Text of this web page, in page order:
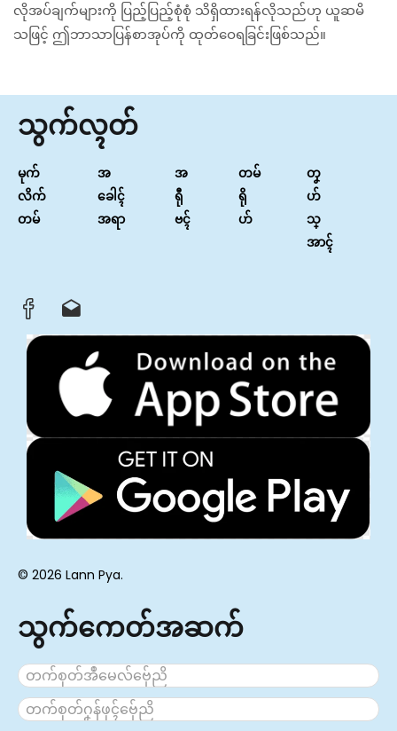
လိုအပ်ချက်များကို ပြည့်ပြည့်စုံစုံ သိရှိထားရန်လိုသည်ဟု ယူဆမိ
သဖြင့် ဤဘာသာပြန်စာအုပ်ကို ထုတ်ဝေရခြင်းဖြစ်သည်။
သွက်လ္ၚတ်
မုက်
လိက်
တမ်
အ
ခေါၚ်
အရာ
အ
ရီု
ဗၚ်
တမ်
ရို
ဟ်
တၞ
ဟ်
သ္
အာၚ်
© 2026 Lann Pya.
သွက်ကေတ်အဆက်